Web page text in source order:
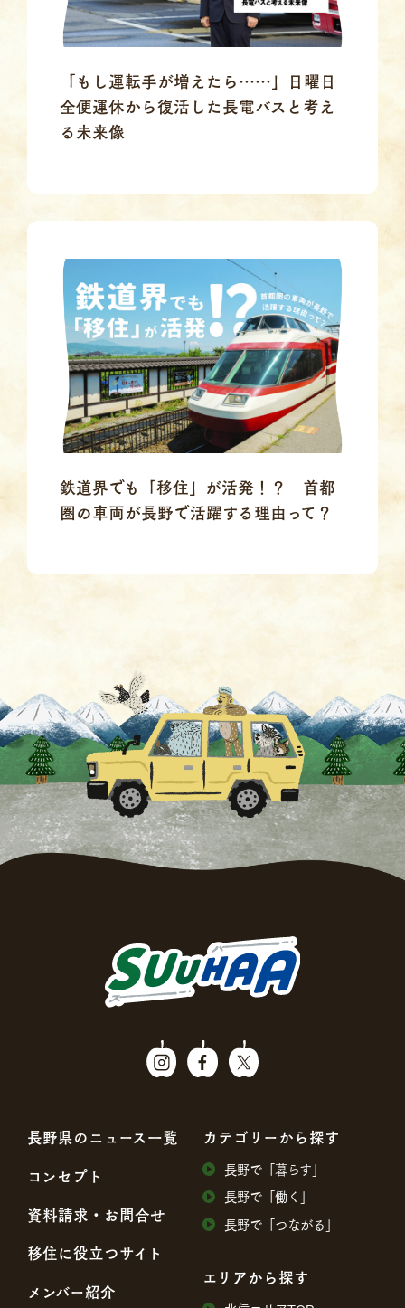
「もし運転手が増えたら……」日曜日
全便運休から復活した長電バスと考え
る未来像
鉄道界でも「移住」が活発！？ 首都
圏の車両が長野で活躍する理由って？
⻑野県のニュース⼀覧
コンセプト
資料請求・お問合せ
移住に役⽴つサイト
メンバー紹介
カテゴリーから探す
⻑野で「暮らす」
⻑野で「働く」
⻑野で「つながる」
エリアから探す